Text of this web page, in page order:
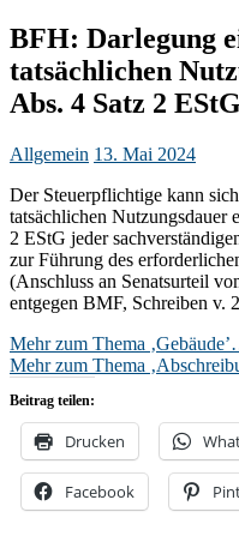
BFH: Darlegung
tatsächlichen
Abs. 4 Satz 2 EStG
Allgemein 13. Mai 2024
Der Steuerpflichtige kann
tatsächlichen Nutzungsdauer
2 EStG jeder
zur Führung des
(Anschluss an Senatsurteil
entgegen BMF, Schreiben v.
Mehr zum Thema
Mehr zum Thema
Beitrag teilen:
Drucken
Facebook